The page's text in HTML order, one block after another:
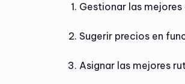
Gestionar las
Sugerir precios en
Asignar las mejores